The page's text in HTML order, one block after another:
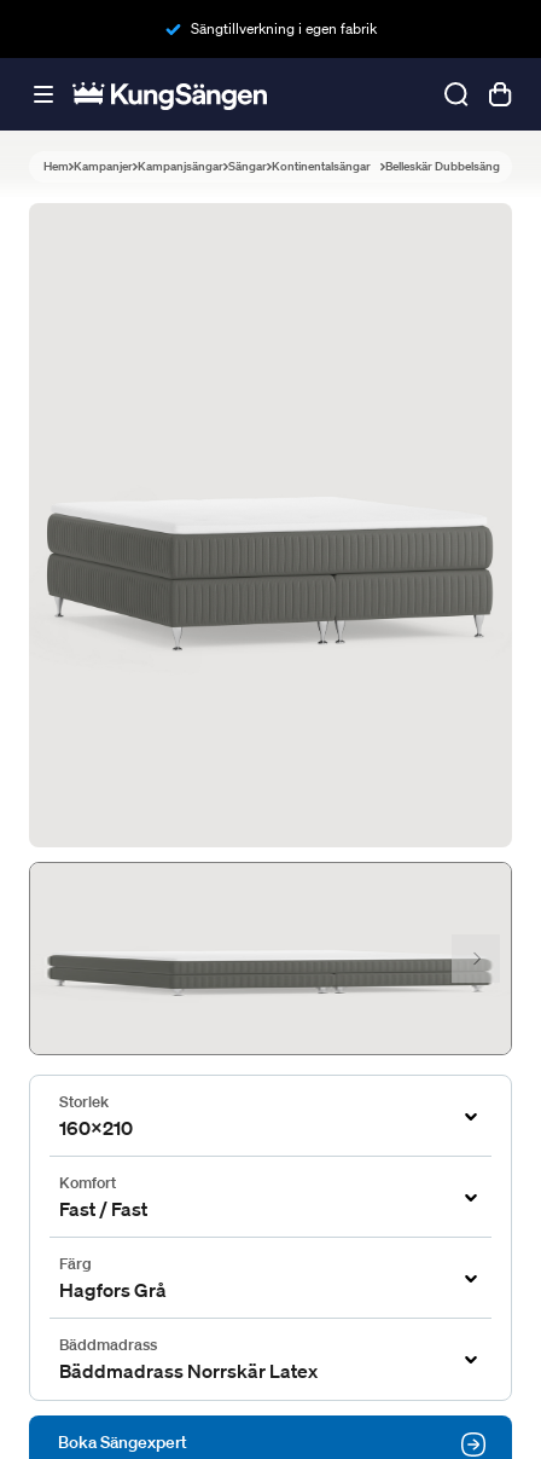
Sängtillverkning i egen fabrik
Hem Kampanjer Kampanjsängar Sängar Kontinentalsängar Belleskär Dubbelsäng
Storlek
160x210
Komfort
Fast / Fast
Färg
Hagfors Grå
Bäddmadrass
Bäddmadrass Norrskär Latex
Boka Sängexpert